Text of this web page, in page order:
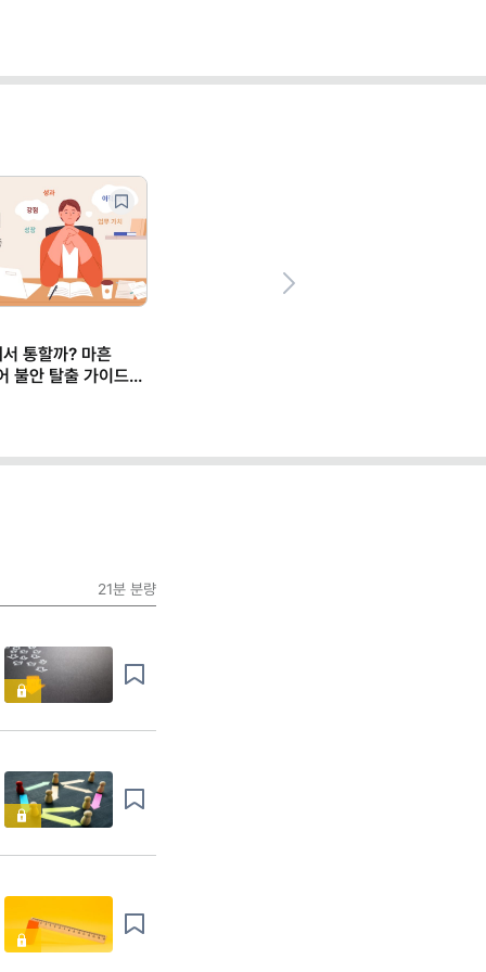
통할까? 마흔
불안 탈출 가이드
21분 분량